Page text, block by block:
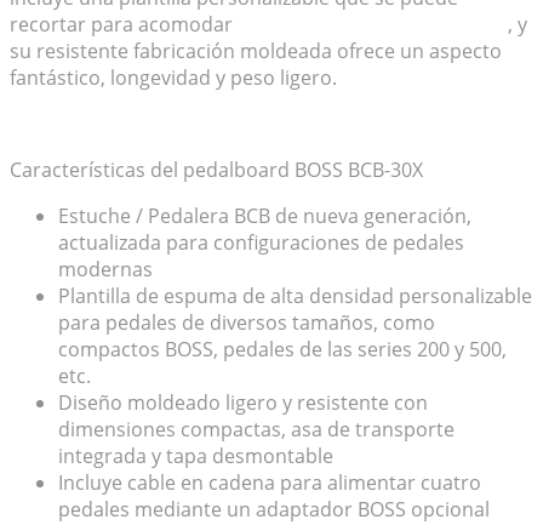
recortar para acomodar
, y
su resistente fabricación moldeada ofrece un aspecto
fantástico, longevidad y peso ligero.
Características del pedalboard BOSS BCB-30X
Estuche / Pedalera BCB de nueva generación,
actualizada para configuraciones de pedales
modernas
Plantilla de espuma de alta densidad personalizable
para pedales de diversos tamaños, como
compactos BOSS, pedales de las series 200 y 500,
etc.
Diseño moldeado ligero y resistente con
dimensiones compactas, asa de transporte
integrada y tapa desmontable
Incluye cable en cadena para alimentar cuatro
pedales mediante un adaptador BOSS opcional